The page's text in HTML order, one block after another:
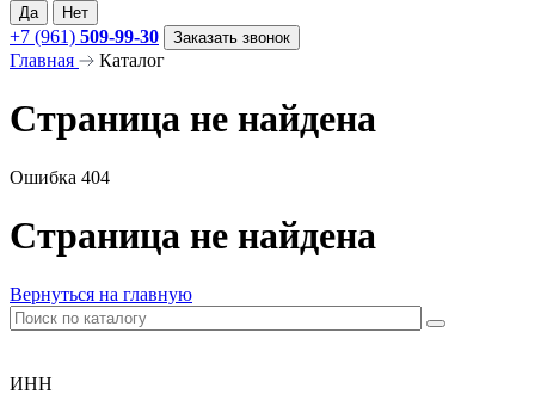
Да Нет
+7 (961) 509-99-30 Заказать звонок
Главная Каталог
Страница не найдена
Ошибка 404
Страница не найдена
Вернуться на главную
ИНН